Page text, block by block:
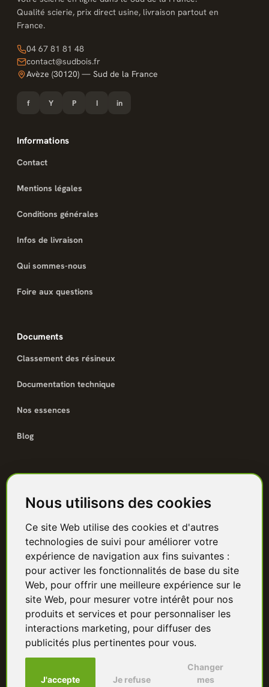
Nous utilisons des cookies
Ce site Web utilise des cookies et d'autres
technologies de suivi pour améliorer votre
expérience de navigation aux fins suivantes :
pour activer les fonctionnalités de base du site
Web, pour offrir une meilleure expérience sur le
site Web, pour mesurer votre intérêt pour nos
produits et services et pour personnaliser les
interactions marketing, pour diffuser des
publicités plus pertinentes pour vous.
J'accepte Je refuse
Changer
mes
Qualité scierie, prix direct usine, livraison partout en
France.
04 67 81 81 48
contact@sudbois.fr
Avèze (30120) — Sud de la France
f Y P I in
Informations
Contact
Mentions légales
Conditions générales
Infos de livraison
Qui sommes-nous
Foire aux questions
Documents
Classement des résineux
Documentation technique
Nos essences
Blog
Terrasse bois
Bardage bois
Charpente & ossature
Quincaillerie
Panneaux & isolants
Granulés & bûches